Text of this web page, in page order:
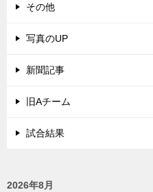
その他
写真のUP
新聞記事
旧Aチーム
試合結果
2026年8月